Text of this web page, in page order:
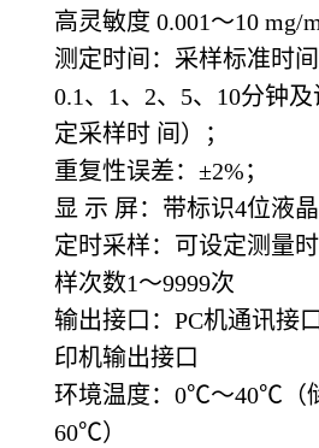
高灵敏度 0.001～10 mg/
测定时间：采样标准时
0.1、1、2、5、10分钟
定采样时 间）；
重复性误差：±2%；
显 示 屏：带标识4位液晶
定时采样：可设定测量
样次数1～9999次
输出接口：PC机通讯接
印机输出接口
环境温度：0℃～40℃（
60℃）